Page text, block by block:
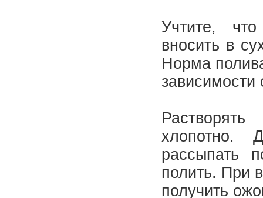
Учтите,
вносить в
Норма
зависимости
хлопотно.
рассыпать
полить. При
получить